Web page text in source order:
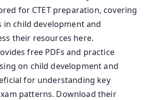
for CTET preparation, covering
in child development and
their resources here.
free PDFs and practice
on child development and
for understanding key
patterns. Download their